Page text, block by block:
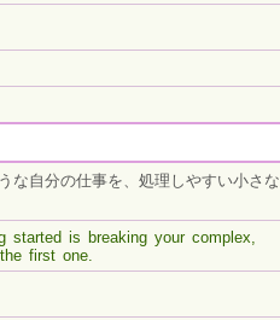
な自分の仕事を、処理しやすい小さな
started is breaking your complex,
first one.